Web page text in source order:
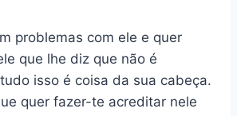
problemas com ele e quer
que lhe diz que não é
isso é coisa da sua cabeça.
quer fazer-te acreditar nele